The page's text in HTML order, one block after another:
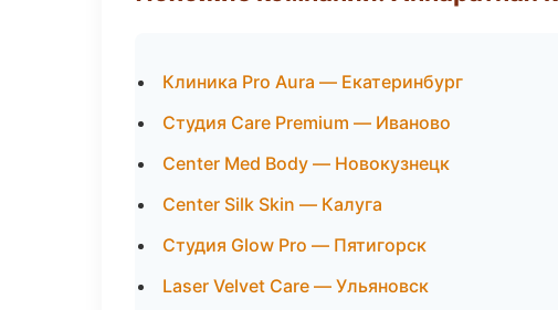
Клиника Pro Aura — Екатеринбург
Студия Care Premium — Иваново
Center Med Body — Новокузнецк
Center Silk Skin — Калуга
Студия Glow Pro — Пятигорск
Laser Velvet Care — Ульяновск